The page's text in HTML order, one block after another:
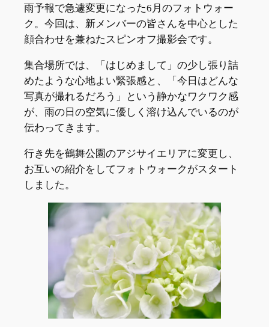
雨予報で急遽変更になった6月のフォトウォー
ク。今回は、新メンバーの皆さんを中心とした
顔合わせを兼ねたスピンオフ撮影会です。
​集合場所では、「はじめまして」の少し張り詰
めたような心地よい緊張感と、「今日はどんな
写真が撮れるだろう」という静かなワクワク感
が、雨の日の空気に優しく溶け込んでいるのが
伝わってきます。
行き先を鶴舞公園のアジサイエリアに変更し、
お互いの紹介をしてフォトウォークがスタート
しました。